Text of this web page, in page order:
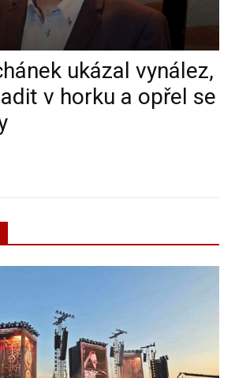
ukázal vynález,
v horku a opřel se